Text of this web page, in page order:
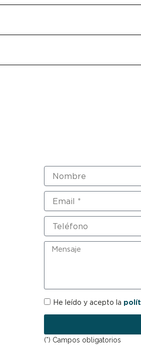
Nombre
Email
Teléfono
Mensaje
RGPDHe leído y acepto la
(*) Campos obligatorios